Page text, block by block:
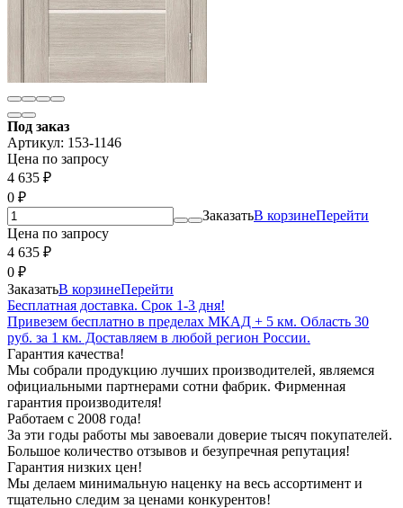
Под заказ
Артикул: 153-1146
Цена по запросу
4 635 ₽
0 ₽
ЗаказатьВ корзинеПерейти
Цена по запросу
4 635 ₽
0 ₽
ЗаказатьВ корзинеПерейти
Бесплатная доставка. Срок 1-3 дня!
Привезем бесплатно в пределах МКАД + 5 км. Область 30
руб. за 1 км. Доставляем в любой регион России.
Гарантия качества!
Мы собрали продукцию лучших производителей, являемся
официальными партнерами сотни фабрик. Фирменная
гарантия производителя!
Работаем с 2008 года!
За эти годы работы мы завоевали доверие тысяч покупателей.
Большое количество отзывов и безупречная репутация!
Гарантия низких цен!
Мы делаем минимальную наценку на весь ассортимент и
тщательно следим за ценами конкурентов!